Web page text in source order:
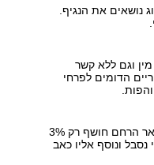
נושאים את הנגיף.
וגם ללא קשר
הדומים לפרחי
המחלה לא מאובחנת בהסתכלות פשוטה. משטח שנלקח מצוואר הרחם חושף רק 3%
ונוסף אליו כאב